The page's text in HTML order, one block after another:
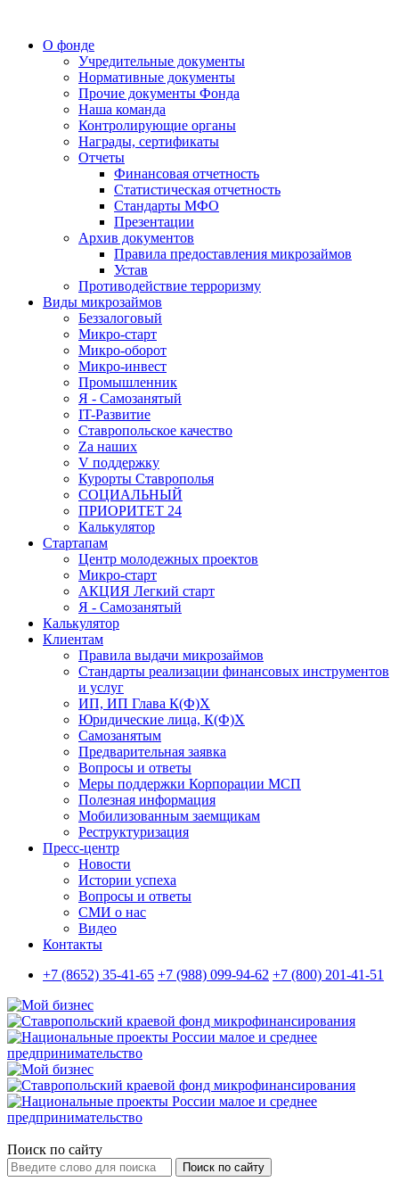
О фонде
Учредительные документы
Нормативные документы
Прочие документы Фонда
Наша команда
Контролирующие органы
Награды, сертификаты
Отчеты
Финансовая отчетность
Статистическая отчетность
Стандарты МФО
Презентации
Архив документов
Правила предоставления микрозаймов
Устав
Противодействие терроризму
Виды микрозаймов
Беззалоговый
Микро-старт
Микро-оборот
Микро-инвест
Промышленник
Я - Самозанятый
IT-Развитие
Ставропольское качество
Za наших
V поддержку
Курорты Ставрополья
СОЦИАЛЬНЫЙ
ПРИОРИТЕТ 24
Калькулятор
Стартапам
Центр молодежных проектов
Микро-старт
АКЦИЯ Легкий старт
Я - Самозанятый
Калькулятор
Клиентам
Правила выдачи микрозаймов
Стандарты реализации финансовых инструментов
и услуг
ИП, ИП Глава К(Ф)Х
Юридические лица, К(Ф)Х
Самозанятым
Предварительная заявка
Вопросы и ответы
Меры поддержки Корпорации МСП
Полезная информация
Мобилизованным заемщикам
Реструктуризация
Пресс-центр
Новости
Истории успеха
Вопросы и ответы
СМИ о нас
Видео
Контакты
+7 (8652) 35-41-65 +7 (988) 099-94-62 +7 (800) 201-41-51
Поиск по сайту
Поиск по сайту